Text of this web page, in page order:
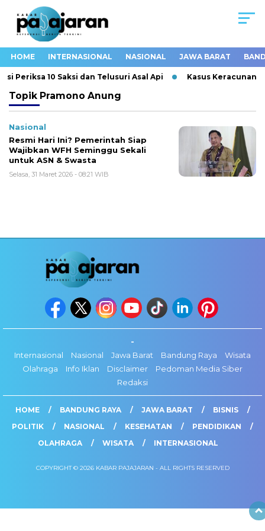
HOME INTERNASIONAL NASIONAL JAWA BARAT
Periksa 10 Saksi dan Telusuri Asal Api Kasus Keracunan
Topik Pramono Anung
Nasional
Resmi Hari Ini? Pemerintah Siap
Wajibkan WFH Seminggu Sekali
untuk ASN & Swasta
Selasa, 31 Maret 2026 - 08:21 WIB
-
Internasional
Nasional Jawa Barat Bandung Raya
Wisata
Olahraga
Info Iklan Disclaimer
Pedoman Media Siber
Redaksi
HOME BANDUNG RAYA JAWA BARAT
BISNIS
POLITIK
NASIONAL KESEHATAN
PENDIDIKAN
OLAHRAGA
WISATA INTERNASIONAL
COPYRIGHT © 2026 KABAR PAJAJARAN - ALL RIGHTS RESERVED